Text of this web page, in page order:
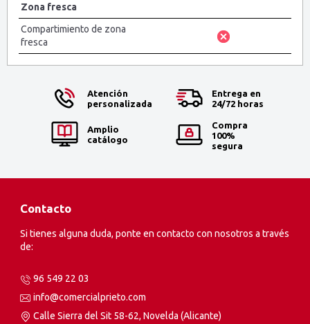
Zona fresca
Compartimiento de zona
fresca
Atención
personalizada
Entrega en
24/72 horas
Amplio
catálogo
Compra
100%
segura
Contacto
Si tienes alguna duda, ponte en contacto con nosotros a través
de:
96 549 22 03
info@comercialprieto.com
Calle Sierra del Sit 58-62, Novelda (Alicante)